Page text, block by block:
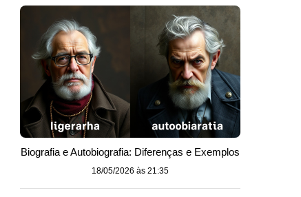
Biografia e Autobiografia: Diferenças e Exemplos
18/05/2026 às 21:35